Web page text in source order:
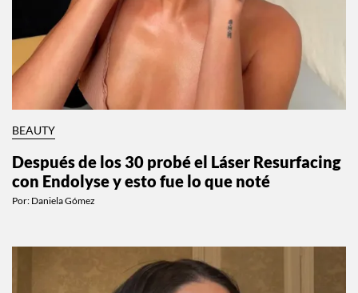
BEAUTY
Después de los 30 probé el Láser Resurfacing
con Endolyse y esto fue lo que noté
Por: Daniela Gómez